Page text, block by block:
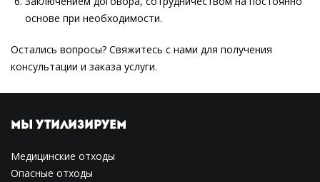
основе при необходимости.
Остались вопросы? Свяжитесь с нами для получения
консультации и заказа услуги.
МЫ УТИЛИЗИРУЕМ
Медицинские отходы
Опасные отходы